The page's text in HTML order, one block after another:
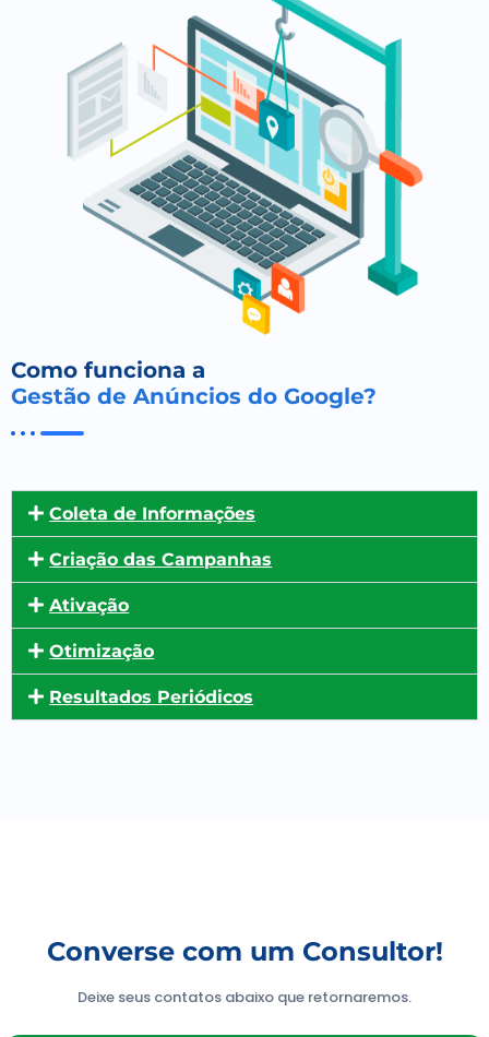
Como funciona a
Gestão de Anúncios do Google?
Coleta de Informações
Criação das Campanhas
Ativação
Otimização
Resultados Periódicos
Converse com um Consultor!
Deixe seus contatos abaixo que retornaremos.